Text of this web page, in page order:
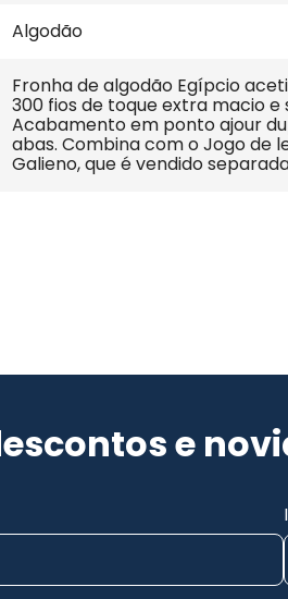
Algodão
Fronha de algodão Egípcio
300 fios de toque extra macio e
Acabamento em ponto ajour
abas. Combina com o Jogo de
Galieno, que é vendido
e